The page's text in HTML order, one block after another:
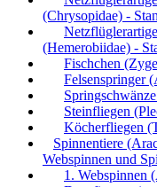
(Chrysopidae) -
(Hemerobiidae) -
Fischchen
Felsenspringer
Steinfliegen
Köcherfliegen
Spinnentiere
Webspinnen und
1. Webspinnen